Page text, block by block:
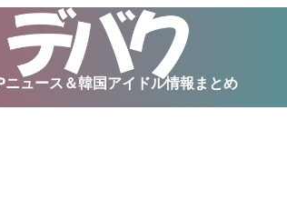
ニュース＆韓国アイドル情報まとめ